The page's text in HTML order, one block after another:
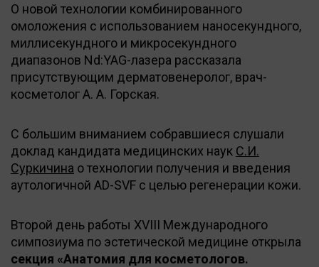
О новой технологии комбинированного
омоложения с использованием наносекундного,
миллисекундного и микросекундного
диапазонов Nd:YAG-лазера рассказала
присутствующим дерматовенеролог, врач-
косметолог А. А. Горская.
С большим вниманием собравшиеся слушали
доклад кандидата медицинских наук С.И.
Суркичина о технологии получения и введения
аутологичной AD-SVF с целью регенерации кожи.
Второй день работы XVIII Международного
симпозиума по эстетической медицине открыла
секция «Анатомия для косметологов.